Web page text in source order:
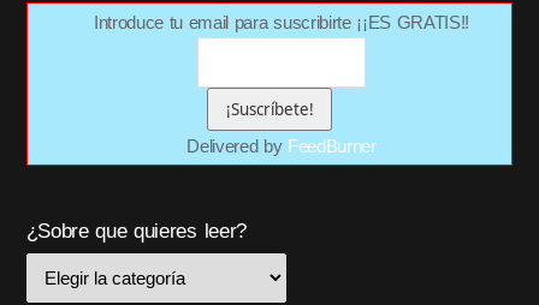
Introduce tu email para suscribirte ¡¡ES GRATIS!!
Delivered by FeedBurner
¿Sobre que quieres leer?